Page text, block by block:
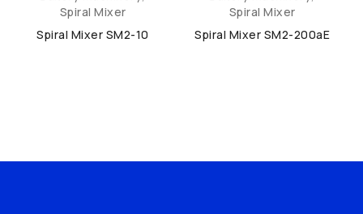
Spiral Mixer
Spiral Mixer SM2-10
Spiral Mixer
Spiral Mixer SM2-200aE